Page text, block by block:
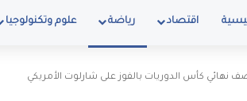
اقتصاد رياضة علوم وتكنولوجيا
نهائي كأس الدوريات بالفوز على شارلوت الأمريكي